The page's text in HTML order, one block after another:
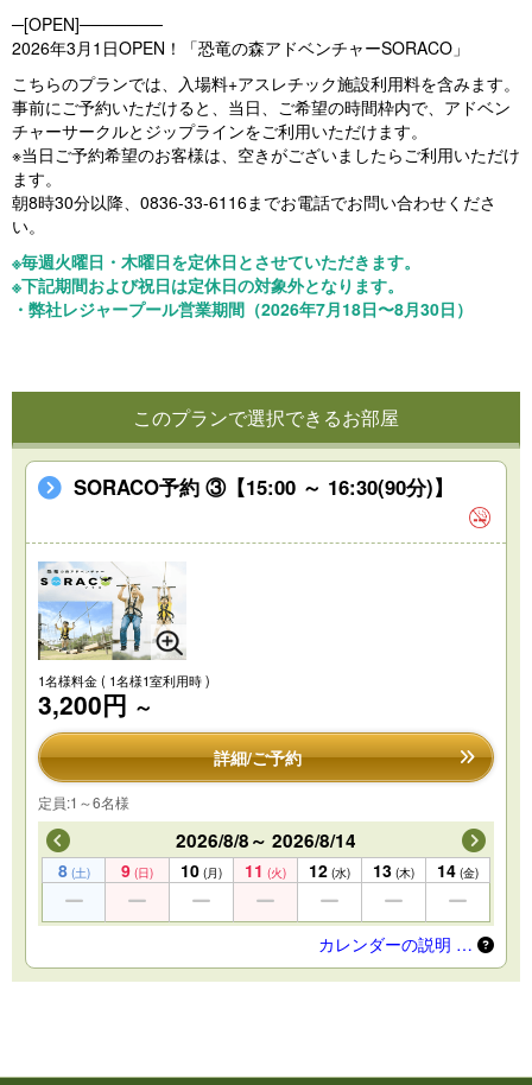
─[OPEN]───────
2026年3月1日OPEN！「恐竜の森アドベンチャーSORACO」
こちらのプランでは、入場料+アスレチック施設利用料を含みます。
事前にご予約いただけると、当日、ご希望の時間枠内で、アドベン
チャーサークルとジップラインをご利用いただけます。
※当日ご予約希望のお客様は、空きがございましたらご利用いただけ
ます。
朝8時30分以降、0836-33-6116までお電話でお問い合わせくださ
い。
※毎週火曜日・木曜日を定休日とさせていただきます。
※下記期間および祝日は定休日の対象外となります。
・弊社レジャープール営業期間（2026年7月18日〜8月30日）
このプランで選択できるお部屋
SORACO予約 ③【15:00 ～ 16:30(90分)】
1名様料金( 1名様1室利用時 )
3,200円 ～
詳細/ご予約
定員:1～6名様
2026/8/8～ 2026/8/14
8 (土) 9 (日) 10 (月) 11 (火) 12 (水) 13 (木) 14 (金)
カレンダーの説明 …